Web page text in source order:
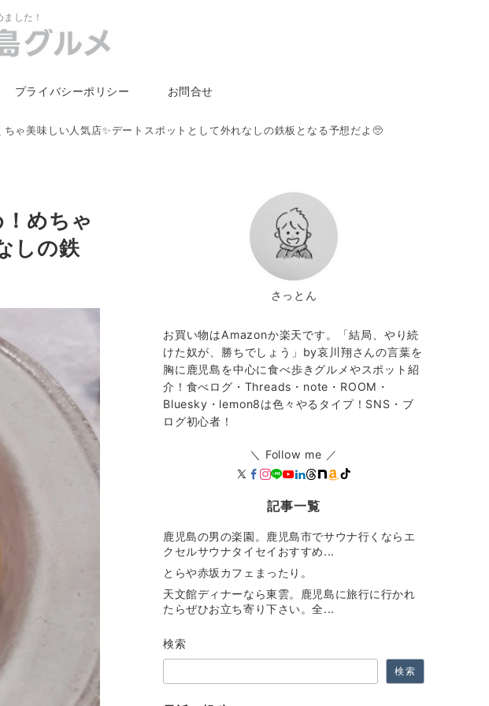
した！
プライバシーポリシー お問合せ
ゃ美味しい人気店✨デートスポットとして外れなしの鉄板となる予想だよ🥺
めちゃ
しの鉄
さっとん
お買い物はAmazonか楽天です。「結局、やり続
けた奴が、勝ちでしょう」by哀川翔さんの言葉を
胸に鹿児島を中心に食べ歩きグルメやスポット紹
介！食べログ・Threads・note・ROOM・
Bluesky・lemon8は色々やるタイプ！SNS・ブ
ログ初心者！
＼ Follow me ／
記事一覧
鹿児島の男の楽園。鹿児島市でサウナ行くならエ
クセルサウナタイセイおすすめ...
とらや赤坂カフェまったり。
天文館ディナーなら東雲。鹿児島に旅行に行かれ
たらぜひお立ち寄り下さい。全...
検索
検索